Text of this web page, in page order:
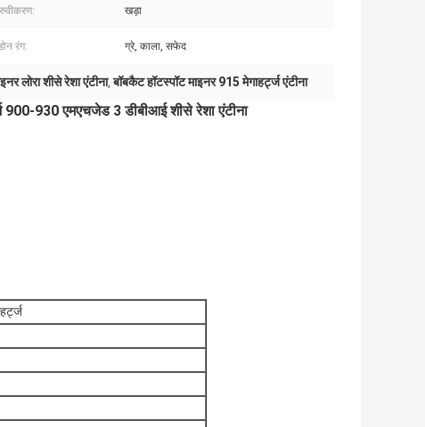
खड़ा
रंग: ग्रे, काला, सफेद
लोरा शीसे रेशा एंटीना,बॉबकैट हॉटस्पॉट माइनर 915 मेगाहर्ट्ज एंटीना
900-930 एमएचजेड 3 डीबीआई शीसे रेशा एंटीना